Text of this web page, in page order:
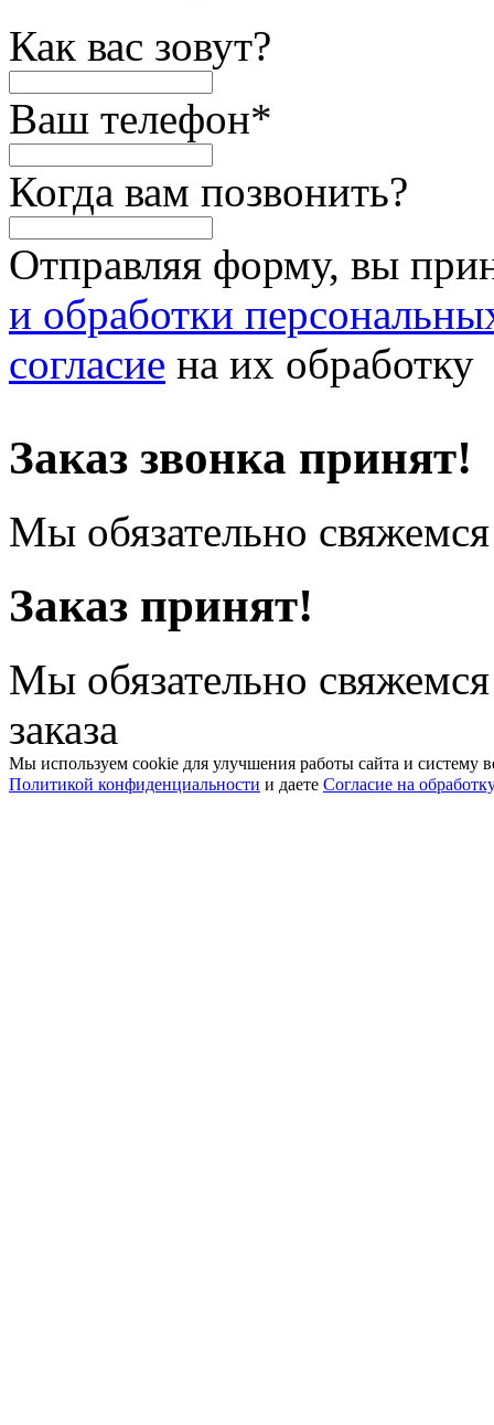
Как вас зовут?
Ваш телефон*
Когда вам позвонить?
Отправляя форму, вы
и обработки
согласие на их обработку
Заказ звонка принят!
Мы обязательно
Заказ принят!
Мы обязательно
заказа
Мы используем cookie для улучшения работы сайта и систему
Политикой конфиденциальности и даете Согласие на